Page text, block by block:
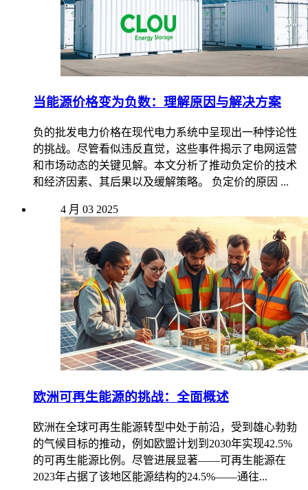
当能源价格变为负数：理解原因与解决方案
负的批发电力价格在现代电力系统中呈现出一种悖论性
的挑战。尽管看似违反直觉，这些事件揭示了电网运营
和市场动态的关键见解。本文分析了推动负定价的技术
和经济因素、其后果以及缓解策略。 负定价的原因 ...
4 月 03 2025
欧洲可再生能源的挑战：全面概述
欧洲在全球可再生能源转型中处于前沿，受到雄心勃勃
的气候目标的推动，例如欧盟计划到2030年实现42.5%
的可再生能源比例。尽管进展显著——可再生能源在
2023年占据了该地区能源结构的24.5%——通往...